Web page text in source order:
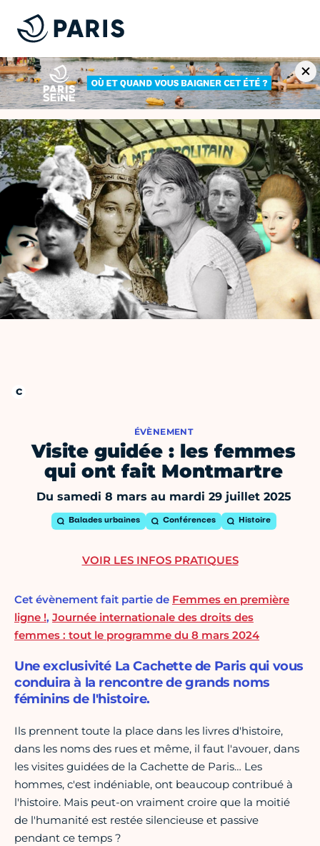
ÉVÈNEMENT
Visite guidée : les femmes
qui ont fait Montmartre
Du samedi 8 mars au mardi 29 juillet 2025
Balades urbaines Conférences Histoire
Cet évènement fait partie de Femmes en première
ligne !, Journée internationale des droits des
femmes : tout le programme du 8 mars 2024
Une exclusivité La Cachette de Paris qui vous
conduira à la rencontre de grands noms
féminins de l'histoire.
Ils prennent toute la place dans les livres d'histoire,
dans les noms des rues et même, il faut l'avouer, dans
les visites guidées de la Cachette de Paris… Les
hommes, c'est indéniable, ont beaucoup contribué à
l'histoire. Mais peut-on vraiment croire que la moitié
de l'humanité est restée silencieuse et passive
pendant ce temps ?
VOIR LES INFOS PRATIQUES